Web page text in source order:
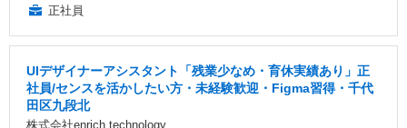
正社員
UIデザイナーアシスタント「残業少なめ・育休実績あり」正
社員/センスを活かしたい方・未経験歓迎・Figma習得・千代
田区九段北
株式会社enrich technology